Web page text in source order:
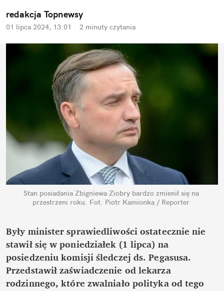
redakcja Topnewsy
01 lipca 2024, 13:01 · 2 minuty czytania
Stan posiadania Zbigniewa Ziobry bardzo zmienił się na
przestrzeni roku.
Fot. Piotr Kamionka / Reporter
Były minister sprawiedliwości ostatecznie nie
stawił się w poniedziałek (1 lipca) na
posiedzeniu komisji śledczej ds. Pegasusa.
Przedstawił zaświadczenie od lekarza
rodzinnego, które zwalniało polityka od tego